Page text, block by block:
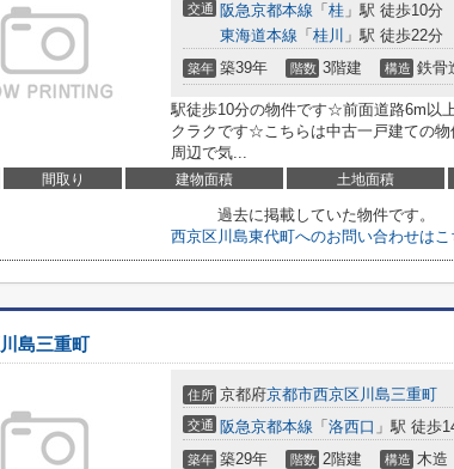
交通 阪急京都本線 「 桂 」駅 徒歩10分
東海道本線 「 桂川 」駅 徒歩22分
築年 築39年 階数 3階建 構造 鉄骨
駅徒歩10分の物件です☆前面道路6m以
クラクです☆こちらは中古一戸建ての
周辺で気...
間取り 建物面積 土地面積
過去に掲載していた物件です。
西京区川島東代町へのお問い合わせはこ
島三重町
住所 京都府京都市西京区川島三重町
交通 阪急京都本線 「 洛西口 」駅 徒歩
築年 築29年 階数 2階建 構造 木造